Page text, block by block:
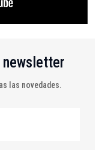
las novedades.